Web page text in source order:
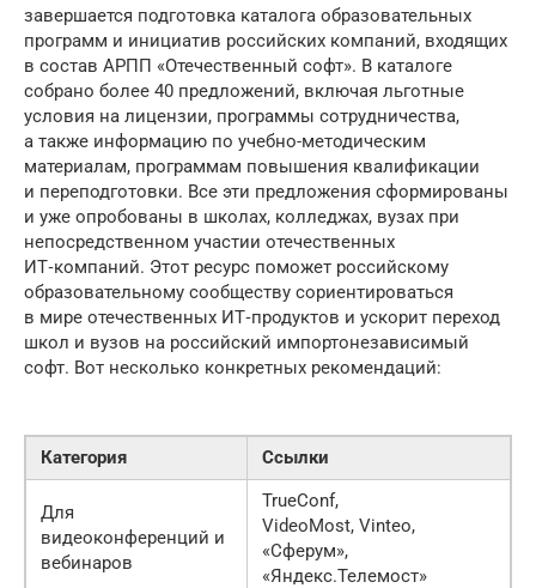
завершается подготовка каталога образовательных
программ и инициатив российских компаний, входящих
в состав АРПП «Отечественный софт». В каталоге
собрано более 40 предложений, включая льготные
условия на лицензии, программы сотрудничества,
а также информацию по учебно-методическим
материалам, программам повышения квалификации
и переподготовки. Все эти предложения сформированы
и уже опробованы в школах, колледжах, вузах при
непосредственном участии отечественных
ИТ‑компаний. Этот ресурс поможет российскому
образовательному сообществу сориентироваться
в мире отечественных ИТ‑продуктов и ускорит переход
школ и вузов на российский импортонезависимый
софт. Вот несколько конкретных рекомендаций:
Категория Ссылки
Для
видеоконференций и
вебинаров
TrueConf,
VideoMost, Vinteo,
«Сферум»,
«Яндекс.Телемост»